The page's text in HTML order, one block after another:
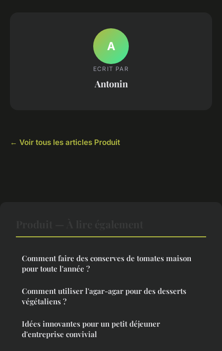
A
ECRIT PAR
Antonin
← Voir tous les articles Produit
Comment faire des conserves de tomates maison
pour toute l'année ?
Comment utiliser l'agar-agar pour des desserts
végétaliens ?
Idées innovantes pour un petit déjeuner
d'entreprise convivial